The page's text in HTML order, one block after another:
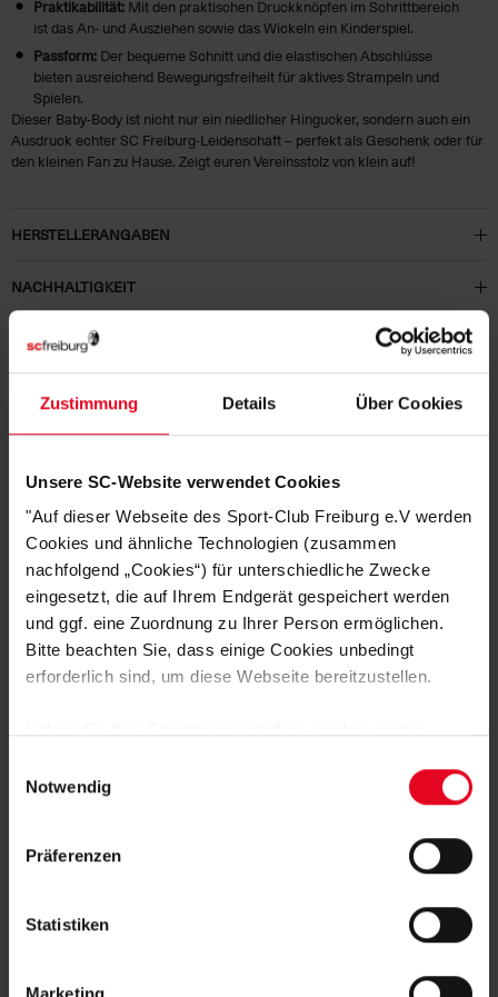
Zustimmung Details Über Cookies
Unsere SC-Website verwendet Cookies
"Auf dieser Webseite des Sport-Club Freiburg e.V werden
Cookies und ähnliche Technologien (zusammen
nachfolgend „Cookies“) für unterschiedliche Zwecke
eingesetzt, die auf Ihrem Endgerät gespeichert werden
und ggf. eine Zuordnung zu Ihrer Person ermöglichen.
Bitte beachten Sie, dass einige Cookies unbedingt
erforderlich sind, um diese Webseite bereitzustellen.
Daten von Ihnen (z.B. persönlichen Identifikatoren oder
IP-Adressen) verarbeitet werden. Durch Klicken auf den
Speicherung aller aufgeführten Cookies und der
Daten für die unten jeweils angegebene Zwecke gem. §
25 Abs. 1 TDDDG, Art. 6 Abs. 1 lit. a DSGVO zu. Sie
Notwendig
Präferenzen
Statistiken
Marketing
Praktikabilität: Mit den praktischen Druckknöpfen im Schrittbereich
ist das An- und Ausziehen sowie das Wickeln ein Kinderspiel.
Passform: Der bequeme Schnitt und die elastischen Abschlüsse
bieten ausreichend Bewegungsfreiheit für aktives Strampeln und
Spielen.
Dieser Baby-Body ist nicht nur ein niedlicher Hingucker, sondern auch ein
Ausdruck echter SC Freiburg-Leidenschaft – perfekt als Geschenk oder für
den kleinen Fan zu Hause. Zeigt euren Vereinsstolz von klein auf!
HERSTELLERANGABEN
NACHHALTIGKEIT
KUNDENBEWERTUNGEN (1)
Artikelnummer:
PASSEND DAZU